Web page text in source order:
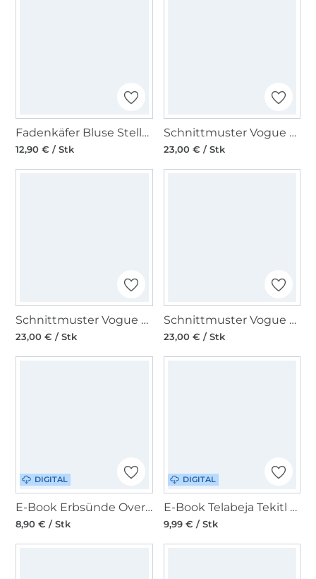
Fadenkäfer Bluse Stella Damen Papierschnittmuster
12,90 € / Stk
Schnittmuster Vogue Damenjacke 2073 Gr. 44-52
23,00 € / Stk
Schnittmuster Vogue Damentop 2068 Gr. 44-52
23,00 € / Stk
Schnittmuster Vogue Damentop 2068 Gr. 34-42
23,00 € / Stk
DIGITAL
E-Book Erbsünde Oversize Hemdjacke Osasco Damen
8,90 € / Stk
DIGITAL
E-Book Telabeja Tekitl Bluse/Kleid Damen
9,99 € / Stk